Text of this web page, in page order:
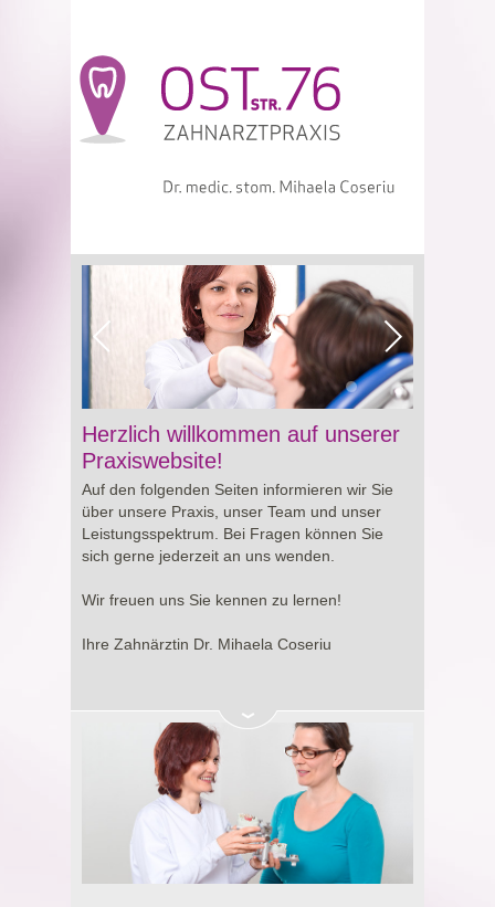
Viagra online sowie über Preisgestaltung und
Besonderheiten von
Entscheidung rund um Ihre Gesundheit.
Herzlich willkommen auf unserer
Praxiswebsite!
Auf den folgenden Seiten informieren wir Sie
über unsere Praxis, unser Team und unser
Leistungsspektrum. Bei Fragen können Sie
sich gerne jederzeit an uns wenden.
Wir freuen uns Sie kennen zu lernen!
Ihre Zahnärztin Dr. Mihaela Coseriu